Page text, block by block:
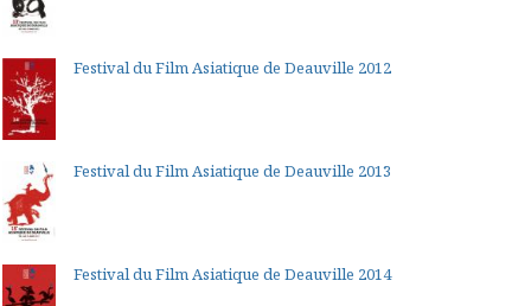
Festival du Film Asiatique de Deauville 2012
Festival du Film Asiatique de Deauville 2013
Festival du Film Asiatique de Deauville 2014